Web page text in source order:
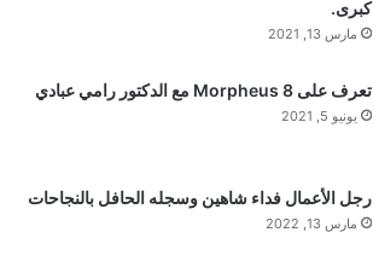
كبرى.
مارس 13, 2021
تعرف على Morpheus 8 مع الدكتور رامي عبادي
يونيو 5, 2021
رجل الأعمال فداء شاهين وسجله الحافل بالنجاحات
مارس 13, 2022